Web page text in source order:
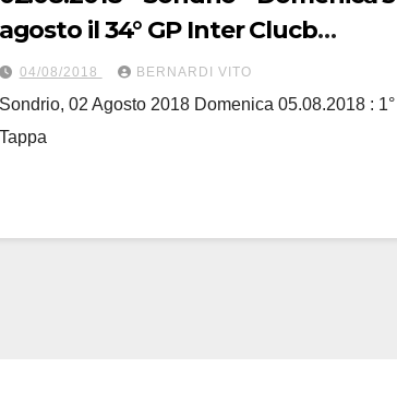
agosto il 34° GP Inter Clucb
Ponchiera, 1° tappa del 70° Giro
delle province di Como, Sondrio,
Lecco e Varese
04/08/2018 BERNARDI VITO
Sondrio, 02 Agosto 2018 Domenica 05.08.2018 : 1°
Tappa